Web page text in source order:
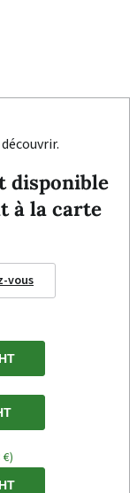
disponible
à la carte
vous